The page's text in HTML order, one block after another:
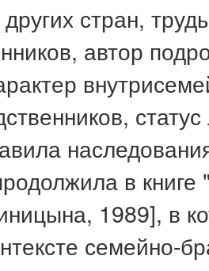
стран,
автор
в книге
1989], в
семейно-